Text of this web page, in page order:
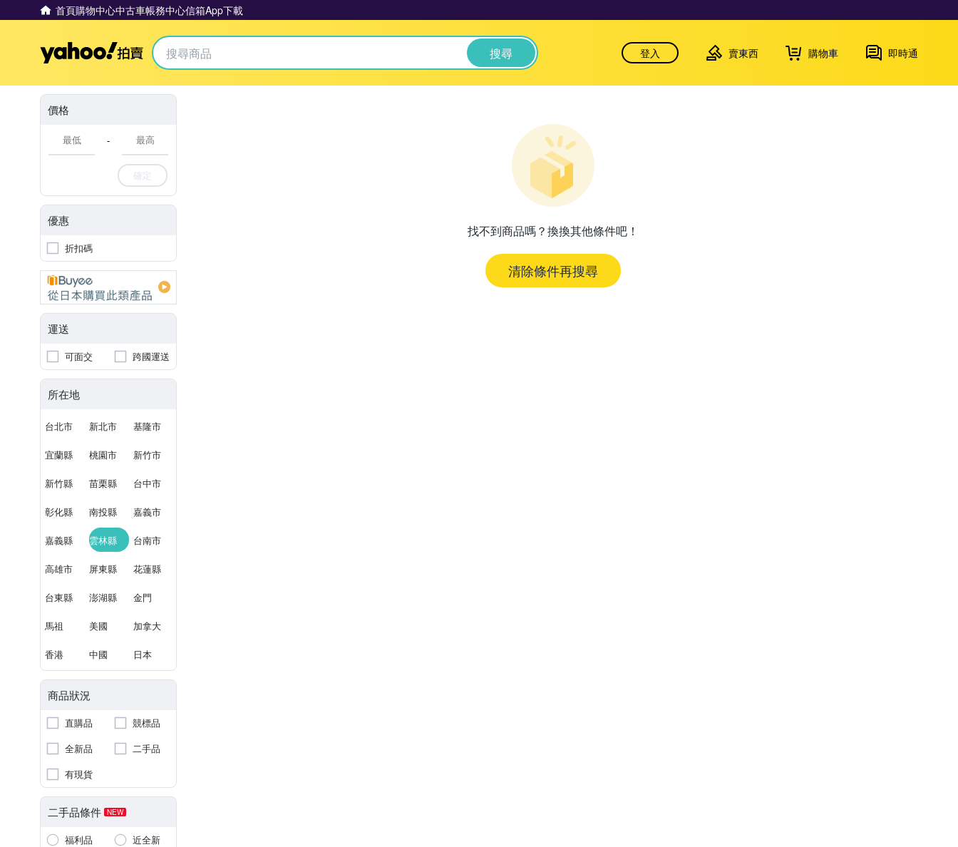
首頁購物中心中古車帳務中心信箱App下載
Yahoo拍賣 搜尋 登入 賣東西 購物車 即時通
價格
-
確定
優惠
折扣碼
運送
可面交 跨國運送
所在地
台北市 新北市 基隆市
宜蘭縣 桃園市 新竹市
新竹縣 苗栗縣 台中市
彰化縣 南投縣 嘉義市
嘉義縣 雲林縣 台南市
高雄市 屏東縣 花蓮縣
台東縣 澎湖縣 金門
馬祖 美國 加拿大
香港 中國 日本
商品狀況
直購品
競標品
全新品
二手品
有現貨
二手品條件 NEW
福利品
近全新
找不到商品嗎？換換其他條件吧！
清除條件再搜尋